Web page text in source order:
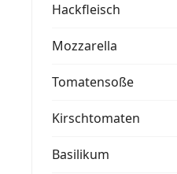
Hackfleisch
Mozzarella
Tomatensoße
Kirschtomaten
Basilikum